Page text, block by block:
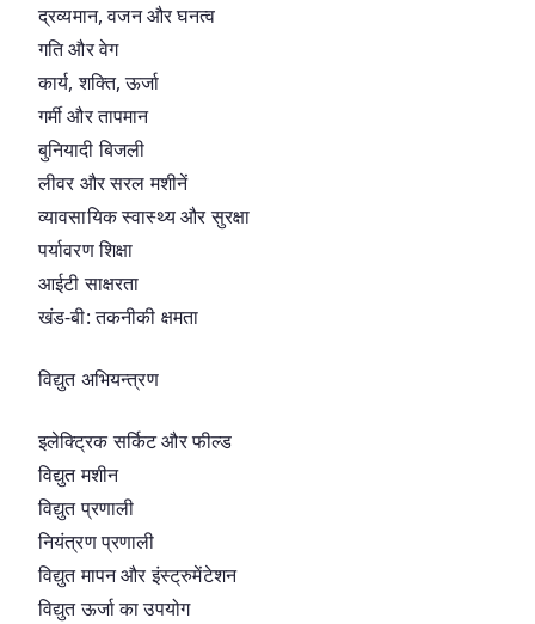
द्रव्यमान, वजन और घनत्व
गति और वेग
कार्य, शक्ति, ऊर्जा
गर्मी और तापमान
बुनियादी बिजली
लीवर और सरल मशीनें
व्यावसायिक स्वास्थ्य और सुरक्षा
पर्यावरण शिक्षा
आईटी साक्षरता
खंड-बी: तकनीकी क्षमता
विद्युत अभियन्त्रण
इलेक्ट्रिक सर्किट और फील्ड
विद्युत मशीन
विद्युत प्रणाली
नियंत्रण प्रणाली
विद्युत मापन और इंस्ट्रुमेंटेशन
विद्युत ऊर्जा का उपयोग